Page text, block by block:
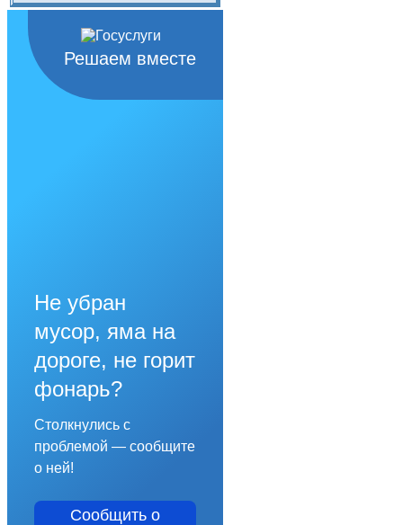
Решаем вместе
Не убран
мусор, яма на
дороге, не горит
фонарь?
Столкнулись с
проблемой — сообщите
о ней!
Сообщить о